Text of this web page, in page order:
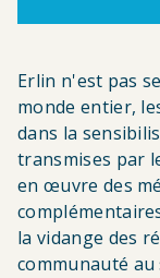
Erlin n'est pas
monde entier,
dans la
transmises par
en œuvre des
la vidange des
communauté